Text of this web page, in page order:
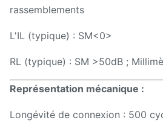
rassemblements
L'IL (typique) : SM<0>
RL (typique) : SM >50dB ;
Représentation mécanique :
Longévité de connexion : 500